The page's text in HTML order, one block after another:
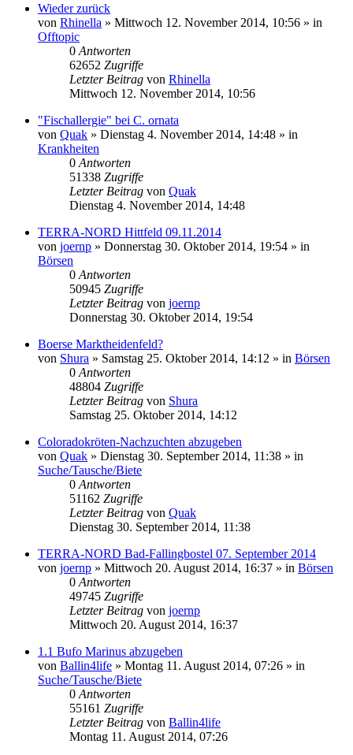
Wieder zurück
von Rhinella » Mittwoch 12. November 2014, 10:56 » in
Offtopic
0 Antworten
62652 Zugriffe
Letzter Beitrag von Rhinella
Mittwoch 12. November 2014, 10:56
"Fischallergie" bei C. ornata
von Quak » Dienstag 4. November 2014, 14:48 » in
Krankheiten
0 Antworten
51338 Zugriffe
Letzter Beitrag von Quak
Dienstag 4. November 2014, 14:48
TERRA-NORD Hittfeld 09.11.2014
von joernp » Donnerstag 30. Oktober 2014, 19:54 » in
Börsen
0 Antworten
50945 Zugriffe
Letzter Beitrag von joernp
Donnerstag 30. Oktober 2014, 19:54
Boerse Marktheidenfeld?
von Shura » Samstag 25. Oktober 2014, 14:12 » in Börsen
0 Antworten
48804 Zugriffe
Letzter Beitrag von Shura
Samstag 25. Oktober 2014, 14:12
Coloradokröten-Nachzuchten abzugeben
von Quak » Dienstag 30. September 2014, 11:38 » in
Suche/Tausche/Biete
0 Antworten
51162 Zugriffe
Letzter Beitrag von Quak
Dienstag 30. September 2014, 11:38
TERRA-NORD Bad-Fallingbostel 07. September 2014
von joernp » Mittwoch 20. August 2014, 16:37 » in Börsen
0 Antworten
49745 Zugriffe
Letzter Beitrag von joernp
Mittwoch 20. August 2014, 16:37
1.1 Bufo Marinus abzugeben
von Ballin4life » Montag 11. August 2014, 07:26 » in
Suche/Tausche/Biete
0 Antworten
55161 Zugriffe
Letzter Beitrag von Ballin4life
Montag 11. August 2014, 07:26